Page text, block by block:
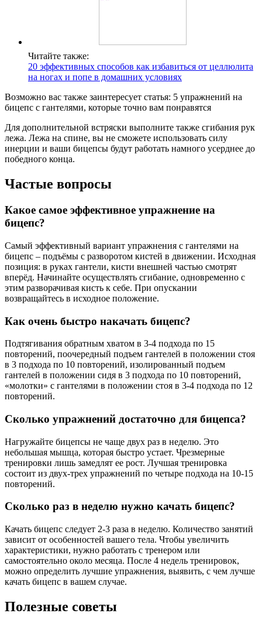
Читайте также:
20 эффективных способов как избавиться от целлюлита
на ногах и попе в домашних условиях
Возможно вас также заинтересует статья: 5 упражнений на
бицепс с гантелями, которые точно вам понравятся
Для дополнительной встряски выполните также сгибания рук
лежа. Лежа на спине, вы не сможете использовать силу
инерции и ваши бицепсы будут работать намного усерднее до
победного конца.
Частые вопросы
Какое самое эффективное упражнение на
бицепс?
Самый эффективный вариант упражнения с гантелями на
бицепс – подъёмы с разворотом кистей в движении. Исходная
позиция: в руках гантели, кисти внешней частью смотрят
вперёд. Начинайте осуществлять сгибание, одновременно с
этим разворачивая кисть к себе. При опускании
возвращайтесь в исходное положение.
Как очень быстро накачать бицепс?
Подтягивания обратным хватом в 3-4 подхода по 15
повторений, поочередный подъем гантелей в положении стоя
в 3 подхода по 10 повторений, изолированный подъем
гантелей в положении сидя в 3 подхода по 10 повторений,
«молотки» с гантелями в положении стоя в 3-4 подхода по 12
повторений.
Сколько упражнений достаточно для бицепса?
Нагружайте бицепсы не чаще двух раз в неделю. Это
небольшая мышца, которая быстро устает. Чрезмерные
тренировки лишь замедлят ее рост. Лучшая тренировка
состоит из двух-трех упражнений по четыре подхода на 10-15
повторений.
Сколько раз в неделю нужно качать бицепс?
Качать бицепс следует 2-3 раза в неделю. Количество занятий
зависит от особенностей вашего тела. Чтобы увеличить
характеристики, нужно работать с тренером или
самостоятельно около месяца. После 4 недель тренировок,
можно определить лучшие упражнения, выявить, с чем лучше
качать бицепс в вашем случае.
Полезные советы